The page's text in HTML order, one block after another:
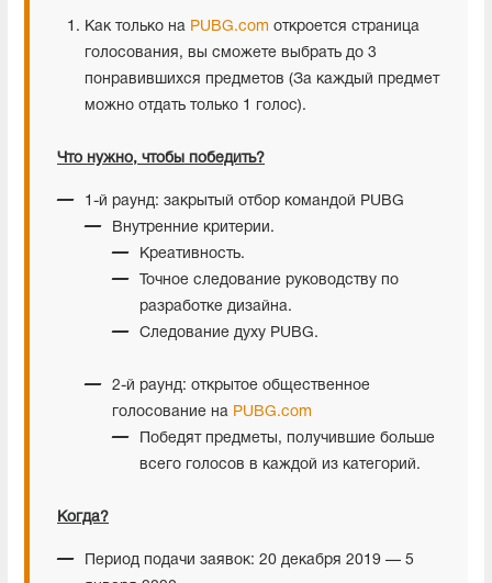
Как только на PUBG.com откроется страница
голосования, вы сможете выбрать до 3
понравившихся предметов (За каждый предмет
можно отдать только 1 голос).
Что нужно, чтобы победить?
1-й раунд: закрытый отбор командой PUBG
Внутренние критерии.
Креативность.
Точное следование руководству по
разработке дизайна.
Следование духу PUBG.
2-й раунд: открытое общественное
голосование на PUBG.com
Победят предметы, получившие больше
всего голосов в каждой из категорий.
Когда?
Период подачи заявок: 20 декабря 2019 — 5